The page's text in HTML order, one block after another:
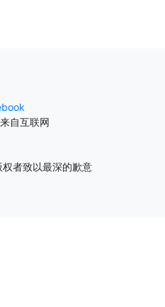
自互联网
者致以最深的歉意